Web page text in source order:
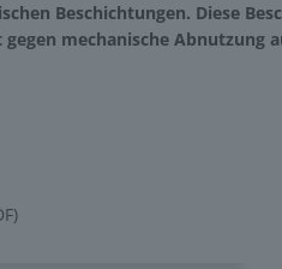
Beschichtungen. Diese
mechanische Abnutzung
)